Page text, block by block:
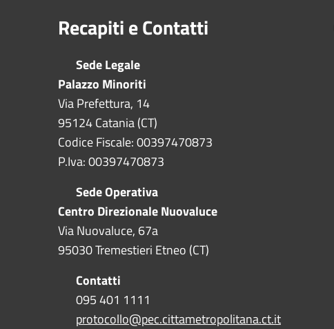
Recapiti e Contatti
Sede Legale
Palazzo Minoriti
Via Prefettura, 14
95124 Catania (CT)
Codice Fiscale: 00397470873
P.Iva: 00397470873
Sede Operativa
Centro Direzionale Nuovaluce
Via Nuovaluce, 67a
95030 Tremestieri Etneo (CT)
Contatti
095 401 1111
protocollo@pec.cittametropolitana.ct.it